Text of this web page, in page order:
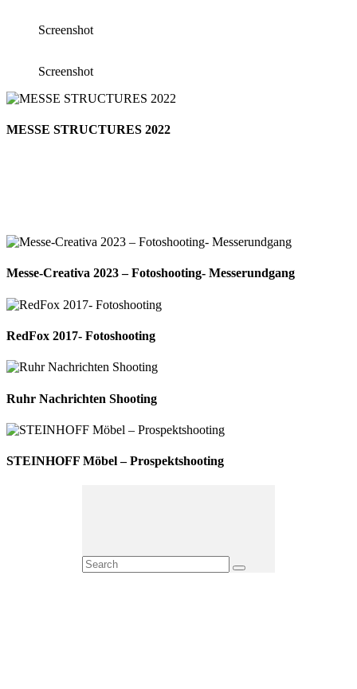
Screenshot
Screenshot
MESSE STRUCTURES 2022
Messe-Creativa 2023 – Fotoshooting- Messerundgang
RedFox 2017- Fotoshooting
Ruhr Nachrichten Shooting
STEINHOFF Möbel – Prospektshooting